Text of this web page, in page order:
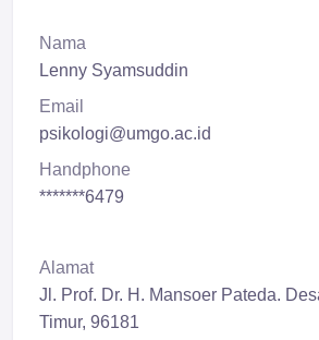
Nama
Lenny Syamsuddin
Email
psikologi@umgo.ac.id
Handphone
*******6479
Alamat
Jl. Prof. Dr. H. Mansoer Pateda.
Timur, 96181